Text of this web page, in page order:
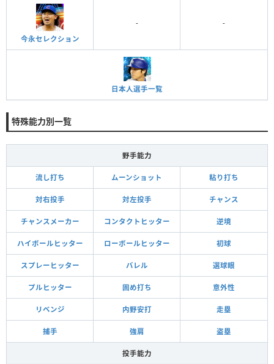
今永セレクション
- -
日本人選手一覧
特殊能力別一覧
野手能力
流し打ち ムーンショット 粘り打ち
対右投手 対左投手 チャンス
チャンスメーカー コンタクトヒッター 逆境
ハイボールヒッター ローボールヒッター 初球
スプレーヒッター バレル 選球眼
プルヒッター 固め打ち 意外性
リベンジ 内野安打 走塁
捕手 強肩 盗塁
投手能力